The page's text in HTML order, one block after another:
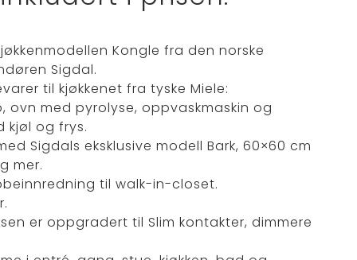
Kongle fra den norske
Sigdal.
til kjøkkenet fra tyske Miele:
ovn med pyrolyse, oppvaskmaskin og
kjøl og frys.
Sigdals eksklusive modell Bark, 60×60 cm
mer.
til walk-in-closet.
er oppgradert til Slim kontakter, dimmere